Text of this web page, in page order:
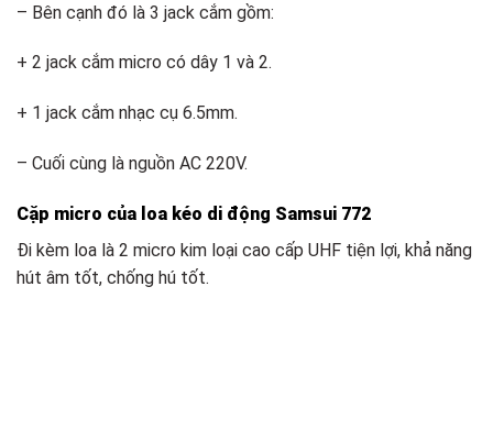
– Bên cạnh đó là 3 jack cắm gồm:
+ 2 jack cắm micro có dây 1 và 2.
+ 1 jack cắm nhạc cụ 6.5mm.
– Cuối cùng là nguồn AC 220V.
Cặp micro của loa kéo di động Samsui 772
Đi kèm loa là 2 micro kim loại cao cấp UHF tiện lợi, khả năng
hút âm tốt, chống hú tốt.